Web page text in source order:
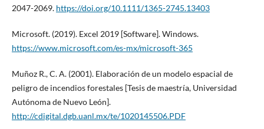
2047-2069. https://doi.org/10.1111/1365-2745.13403
Microsoft. (2019). Excel 2019 [Software]. Windows.
https://www.microsoft.com/es-mx/microsoft-365
Muñoz R., C. A. (2001). Elaboración de un modelo espacial de
peligro de incendios forestales [Tesis de maestría, Universidad
Autónoma de Nuevo León].
http://cdigital.dgb.uanl.mx/te/1020145506.PDF